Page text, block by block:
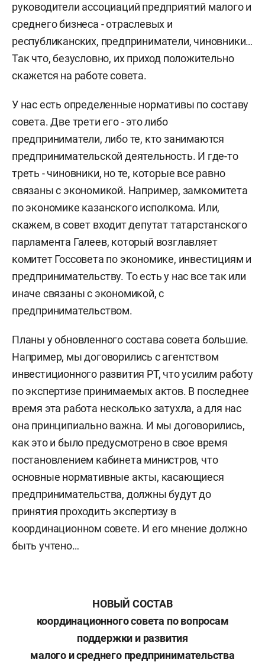
руководители ассоциаций предприятий малого и
среднего бизнеса - отраслевых и
республиканских, предприниматели, чиновники…
Так что, безусловно, их приход положительно
скажется на работе совета.
У нас есть определенные нормативы по составу
совета. Две трети его - это либо
предприниматели, либо те, кто занимаются
предпринимательской деятельность. И где-то
треть - чиновники, но те, которые все равно
связаны с экономикой. Например, замкомитета
по экономике казанского исполкома. Или,
скажем, в совет входит депутат татарстанского
парламента Галеев, который возглавляет
комитет Госсовета по экономике, инвестициям и
предпринимательству. То есть у нас все так или
иначе связаны с экономикой, с
предпринимательством.
Планы у обновленного состава совета большие.
Например, мы договорились с агентством
инвестиционного развития РТ, что усилим работу
по экспертизе принимаемых актов. В последнее
время эта работа несколько затухла, а для нас
она принципиально важна. И мы договорились,
как это и было предусмотрено в свое время
постановлением кабинета министров, что
основные нормативные акты, касающиеся
предпринимательства, должны будут до
принятия проходить экспертизу в
координационном совете. И его мнение должно
быть учтено…
НОВЫЙ СОСТАВ
координационного совета по вопросам
поддержки и развития
малого и среднего предпринимательства